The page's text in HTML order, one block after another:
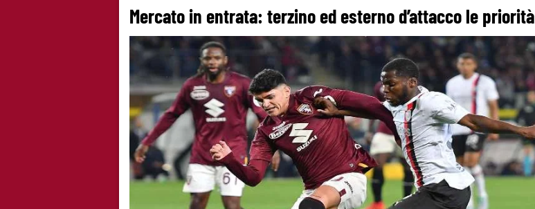
Mercato in entrata: terzino ed esterno d’attacco le priorità